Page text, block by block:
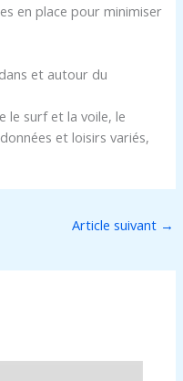
en place pour minimiser
et autour du
le surf et la voile, le
et loisirs variés,
Article suivant →